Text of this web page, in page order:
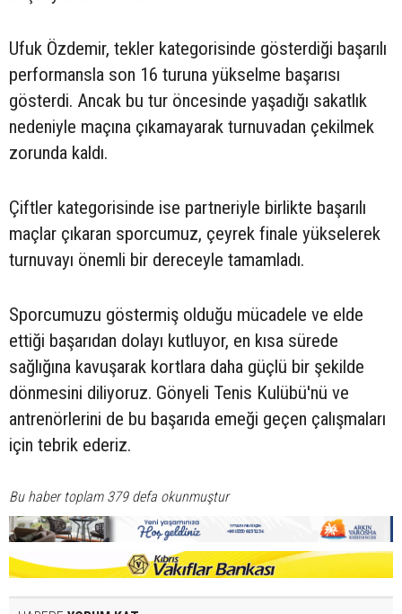
Ufuk Özdemir, tekler kategorisinde gösterdiği başarılı
performansla son 16 turuna yükselme başarısı
gösterdi. Ancak bu tur öncesinde yaşadığı sakatlık
nedeniyle maçına çıkamayarak turnuvadan çekilmek
zorunda kaldı.
Çiftler kategorisinde ise partneriyle birlikte başarılı
maçlar çıkaran sporcumuz, çeyrek finale yükselerek
turnuvayı önemli bir dereceyle tamamladı.
Sporcumuzu göstermiş olduğu mücadele ve elde
ettiği başarıdan dolayı kutluyor, en kısa sürede
sağlığına kavuşarak kortlara daha güçlü bir şekilde
dönmesini diliyoruz. Gönyeli Tenis Kulübü'nü ve
antrenörlerini de bu başarıda emeği geçen çalışmaları
için tebrik ederiz.
Bu haber toplam 379 defa okunmuştur